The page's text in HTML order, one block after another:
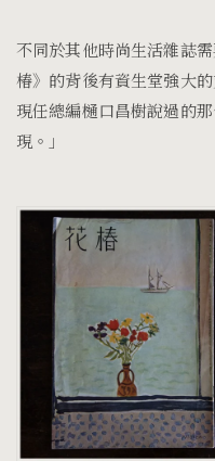
不同於其他時尚生活雜誌
椿》的背後有資生堂強大
現任總編樋口昌樹說過的
現。」